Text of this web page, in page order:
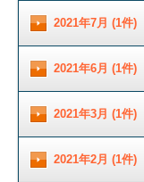
2021年7月 (1件)
2021年6月 (1件)
2021年3月 (1件)
2021年2月 (1件)